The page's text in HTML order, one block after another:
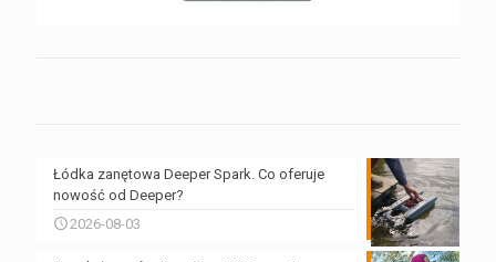
Łódka zanętowa Deeper Spark. Co oferuje
nowość od Deeper?
2026-08-03